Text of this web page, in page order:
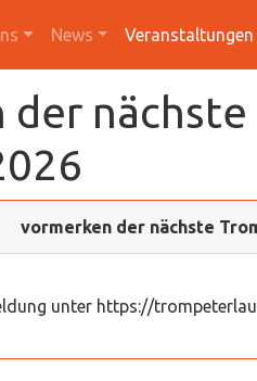
News Veranstaltungen
der
vormerken der nächste
unter https://